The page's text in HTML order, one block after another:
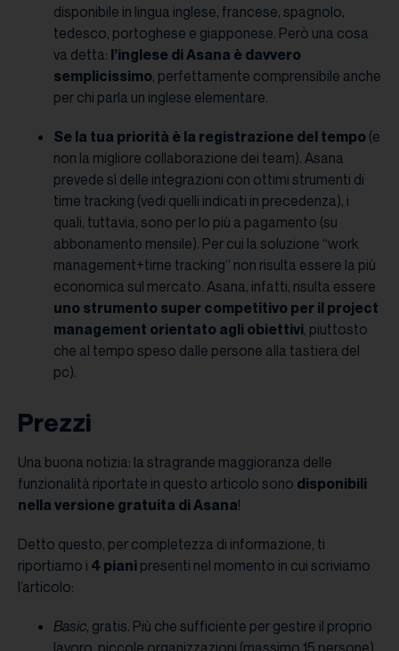
disponibile in lingua inglese, francese, spagnolo,
tedesco, portoghese e giapponese. Però una cosa
va detta: l’inglese di Asana è davvero
semplicissimo, perfettamente comprensibile anche
per chi parla un inglese elementare.
Se la tua priorità è la registrazione del tempo (e
non la migliore collaborazione dei team). Asana
prevede sì delle integrazioni con ottimi strumenti di
time tracking (vedi quelli indicati in precedenza), i
quali, tuttavia, sono per lo più a pagamento (su
abbonamento mensile). Per cui la soluzione “work
management+time tracking” non risulta essere la più
economica sul mercato. Asana, infatti, risulta essere
uno strumento super competitivo per il project
management orientato agli obiettivi, piuttosto
che al tempo speso dalle persone alla tastiera del
pc).
Prezzi
Una buona notizia: la stragrande maggioranza delle
funzionalità riportate in questo articolo sono disponibili
nella versione gratuita di Asana!
Detto questo, per completezza di informazione, ti
riportiamo i 4 piani presenti nel momento in cui scriviamo
l’articolo:
Basic, gratis. Più che sufficiente per gestire il proprio
lavoro, piccole organizzazioni (massimo 15 persone)